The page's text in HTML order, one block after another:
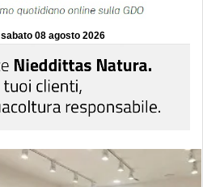
sabato 08 agosto 2026